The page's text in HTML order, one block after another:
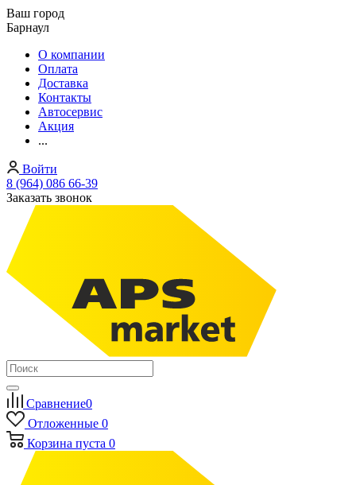
Ваш город
Барнаул
О компании
Оплата
Доставка
Контакты
Автосервис
Акция
...
Войти
8 (964) 086 66-39
Заказать звонок
Сравнение0
Отложенные 0
Корзина пуста 0